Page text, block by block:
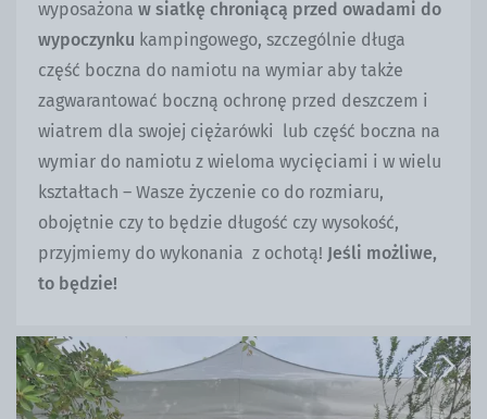
wyposażona w siatkę chroniącą przed owadami do
wypoczynku kampingowego, szczególnie długa
część boczna do namiotu na wymiar aby także
zagwarantować boczną ochronę przed deszczem i
wiatrem dla swojej ciężarówki lub część boczna na
wymiar do namiotu z wieloma wycięciami i w wielu
kształtach – Wasze życzenie co do rozmiaru,
obojętnie czy to będzie długość czy wysokość,
przyjmiemy do wykonania z ochotą! Jeśli możliwe,
to będzie!
Previous
Next